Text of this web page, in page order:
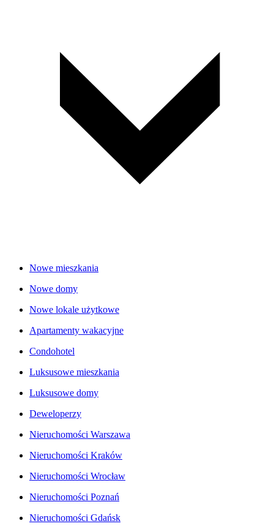
Nowe mieszkania
Nowe domy
Nowe lokale użytkowe
Apartamenty wakacyjne
Condohotel
Luksusowe mieszkania
Luksusowe domy
Deweloperzy
Nieruchomości Warszawa
Nieruchomości Kraków
Nieruchomości Wrocław
Nieruchomości Poznań
Nieruchomości Gdańsk